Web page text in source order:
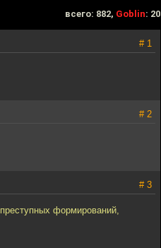
всего: 882, Goblin: 20
# 1
# 2
# 3
формирований,